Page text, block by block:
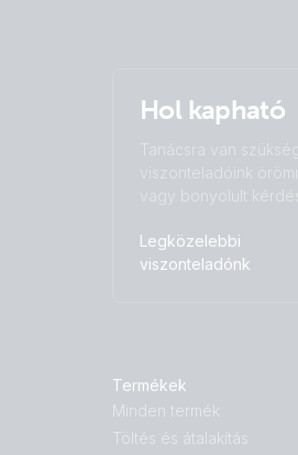
Hol kapható
Tanácsra van
viszonteladóink
vagy bonyolult
Legközelebbi
viszonteladónk
Termékek
Minden termék
Töltés és átalakítás